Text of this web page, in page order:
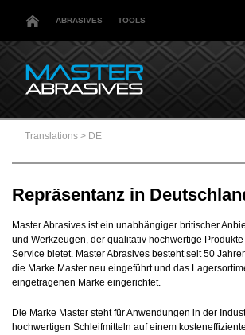
ABRASIVES TOOLS
Translations > DE
Repräsentanz in
Master Abrasives ist ein unabhängiger britischer
und Werkzeugen, der qualitativ hochwertige
Service bietet. Master Abrasives besteht seit 50
die Marke Master neu eingeführt und das
eingetragenen Marke eingerichtet.
Die Marke Master steht für Anwendungen in der
hochwertigen Schleifmitteln auf einem